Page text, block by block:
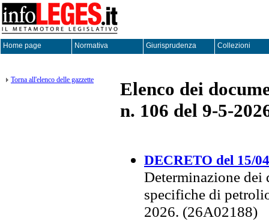
Home page Normativa Giurisprudenza Collezioni
Torna all'elenco delle gazzette
Elenco dei
n. 106 del 9-5-
DECRETO del 15/
Determinazione dei
specifiche di
2026. (26A02188)